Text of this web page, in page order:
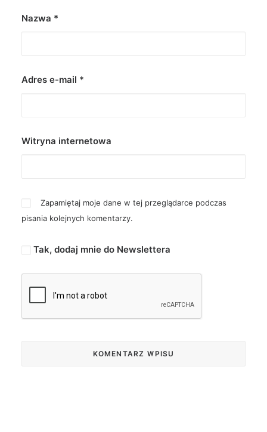
Nazwa *
Adres e-mail *
Witryna internetowa
Zapamiętaj moje dane w tej przeglądarce podczas
pisania kolejnych komentarzy.
Tak, dodaj mnie do Newslettera